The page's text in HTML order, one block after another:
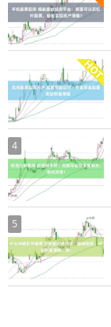
4
5